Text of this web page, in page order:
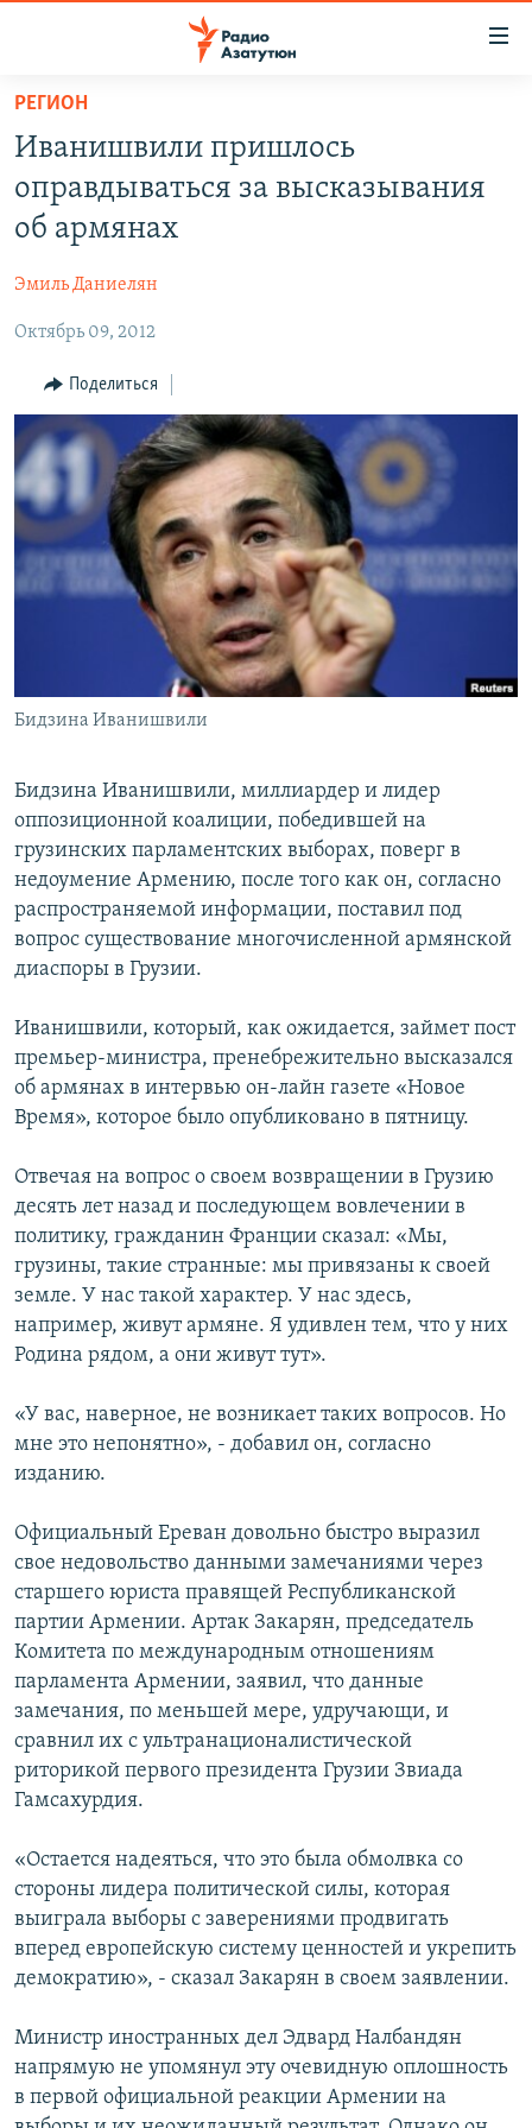
Перейти
основному
содержанию
Перейти
основной
Перейти
поиску
ПОЛИТИКА
ЭКОНОМИКА
РЕГИОН
НАГОРНЫЙ КАРАБАХ
КУЛЬТУРА
СПОРТ
АРХИВ
Հայերեն
Все сайты Радио Азатутюн
РЕГИОН
Иванишвили пришлось
оправдываться за высказывания
об армянах
Эмиль Даниелян
Октябрь 09, 2012
Поделиться
Бидзина Иванишвили
Бидзина Иванишвили, миллиардер и лидер
оппозиционной коалиции, победившей на
грузинских парламентских выборах, поверг в
недоумение Армению, после того как он, согласно
распространяемой информации, поставил под
вопрос существование многочисленной армянской
диаспоры в Грузии.
Иванишвили, который, как ожидается, займет пост
премьер-министра, пренебрежительно высказался
об армянах в интервью он-лайн газете «Новое
Время», которое было опубликовано в пятницу.
Отвечая на вопрос о своем возвращении в Грузию
десять лет назад и последующем вовлечении в
политику, гражданин Франции сказал: «Мы,
грузины, такие странные: мы привязаны к своей
земле. У нас такой характер. У нас здесь,
например, живут армяне. Я удивлен тем, что у них
Родина рядом, а они живут тут».
«У вас, наверное, не возникает таких вопросов. Но
мне это непонятно», - добавил он, согласно
изданию.
Официальный Ереван довольно быстро выразил
свое недовольство данными замечаниями через
старшего юриста правящей Республиканской
партии Армении. Артак Закарян, председатель
Комитета по международным отношениям
парламента Армении, заявил, что данные
замечания, по меньшей мере, удручающи, и
сравнил их с ультранационалистической
риторикой первого президента Грузии Звиада
Гамсахурдия.
«Остается надеяться, что это была обмолвка со
стороны лидера политической силы, которая
выиграла выборы с заверениями продвигать
вперед европейскую систему ценностей и укрепить
демократию», - сказал Закарян в своем заявлении.
Министр иностранных дел Эдвард Налбандян
напрямую не упомянул эту очевидную оплошность
в первой официальной реакции Армении на